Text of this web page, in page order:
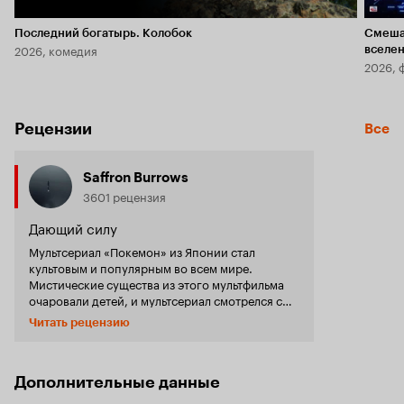
Последний богатырь. Колобок
2026, комедия
2026,
Рецензии Все
Saffron Burrows
3601 рецензия
Дающий силу
Мультсериал «Покемон» из Японии стал
культовым и популярным во всем мире.
Мистические существа из этого мультфильма
очаровали детей, и мультсериал смотрелся с
удовольствием. Сериал стал так популярен, что
к нему стали создавать отдельные,
друзей. Эш и его друг и самый любимый
Читать рецензию
Дополнительные данные